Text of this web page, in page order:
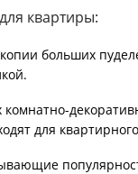
квартиры:
больших
комнатно-
для